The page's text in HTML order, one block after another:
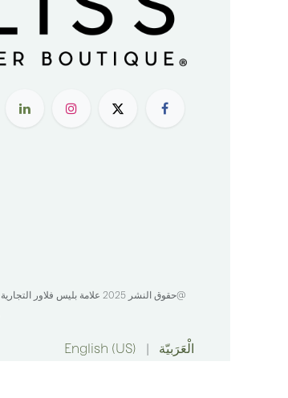
@حقوق النشر 2025 علامة بليس فلاور التجارية
الْعَرَبيّة |
English (US)